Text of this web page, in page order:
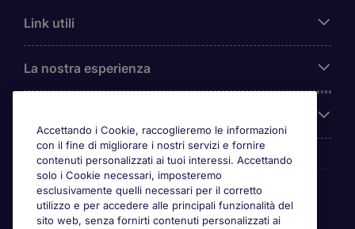
Link utili
La nostra esperienza
Awards
Accettando i Cookie, raccoglieremo le informazioni
con il fine di migliorare i nostri servizi e fornire
contenuti personalizzati ai tuoi interessi. Accettando
solo i Cookie necessari, imposteremo
esclusivamente quelli necessari per il corretto
utilizzo e per accedere alle principali funzionalità del
sito web, senza fornirti contenuti personalizzati ai